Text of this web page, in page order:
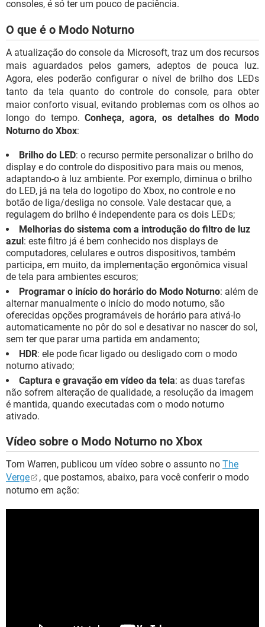
consoles, é só ter um pouco de paciência.
O que é o Modo Noturno
A atualização do console da Microsoft, traz um dos recursos
mais aguardados pelos gamers, adeptos de pouca luz.
Agora, eles poderão configurar o nível de brilho dos LEDs
tanto da tela quanto do controle do console, para obter
maior conforto visual, evitando problemas com os olhos ao
longo do tempo.Conheça, agora, os detalhes do Modo
Noturno do Xbox:
Brilho do LED: o recurso permite personalizar o brilho do
display e do controle do dispositivo para mais ou menos,
adaptando-o à luz ambiente. Por exemplo, diminua o brilho
do LED, já na tela do logotipo do Xbox, no controle e no
botão de liga/desliga no console. Vale destacar que, a
regulagem do brilho é independente para os dois LEDs;
Melhorias do sistema com a introdução do filtro de luz
azul: este filtro já é bem conhecido nos displays de
computadores, celulares e outros dispositivos, também
participa, em muito, da implementação ergonômica visual
de tela para ambientes escuros;
Programar o início do horário do Modo Noturno: além de
alternar manualmente o início do modo noturno, são
oferecidas opções programáveis de horário para ativá-lo
automaticamente no pôr do sol e desativar no nascer do sol,
sem ter que parar uma partida em andamento;
HDR: ele pode ficar ligado ou desligado com o modo
noturno ativado;
Captura e gravação em vídeo da tela: as duas tarefas
não sofrem alteração de qualidade, a resolução da imagem
é mantida, quando executadas com o modo noturno
ativado.
Vídeo sobre o Modo Noturno no Xbox
Tom Warren, publicou um vídeo sobre o assunto no The
Verge
, que postamos, abaixo, para você conferir o modo
noturno em ação: